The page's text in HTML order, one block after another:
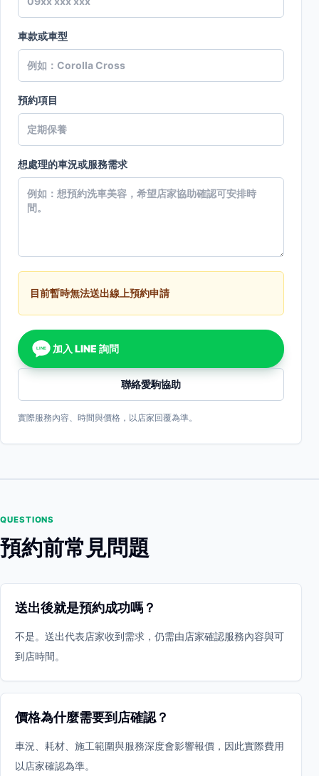
車款或車型
預約項目
想處理的車況或服務需求
目前暫時無法送出線上預約申請
LINE 加入 LINE 詢問
聯絡愛駒協助
實際服務內容、時間與價格，以店家回覆為準。
QUESTIONS
預約前常見問題
送出後就是預約成功嗎？
不是。送出代表店家收到需求，仍需由店家確認服務內容與可
到店時間。
價格為什麼需要到店確認？
車況、耗材、施工範圍與服務深度會影響報價，因此實際費用
以店家確認為準。